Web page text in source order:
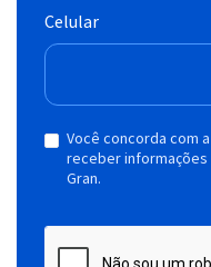
Celular
Você concorda com
receber
Gran.